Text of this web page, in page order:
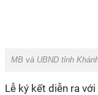
MB và UBND tỉnh
Lễ ký kết diễn ra